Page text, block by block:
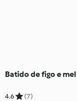
Batido de figo e mel
4.6 (7)